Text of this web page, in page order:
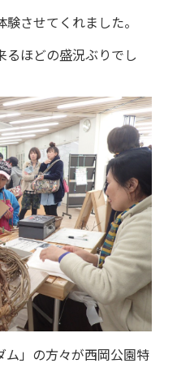
させてくれました。
るほどの盛況ぶりでし
ム」の方々が西岡公園特